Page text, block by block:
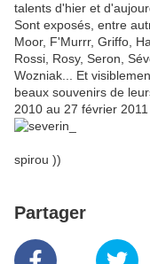
talents d'hier et
Sont exposés, entre
Moor, F'Murrr, Griffo,
Rossi, Rosy, Seron,
Wozniak... Et
beaux souvenirs de
2010 au 27 février 2011
spirou ))
Partager